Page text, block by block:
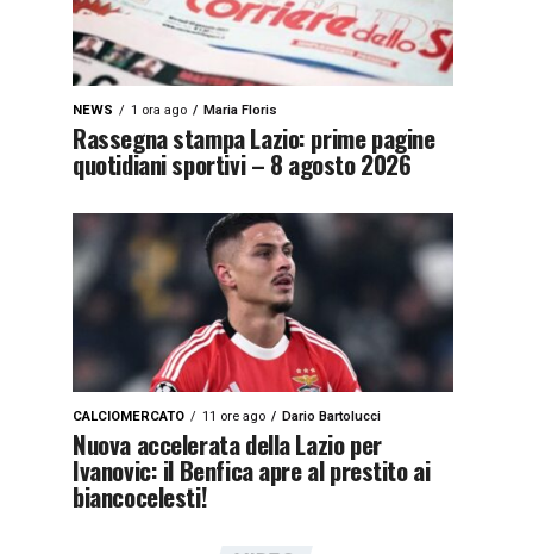
NEWS 1 ora ago Maria Floris
Rassegna stampa Lazio: prime pagine
quotidiani sportivi – 8 agosto 2026
CALCIOMERCATO 11 ore ago Dario Bartolucci
Nuova accelerata della Lazio per
Ivanovic: il Benfica apre al prestito ai
biancocelesti!